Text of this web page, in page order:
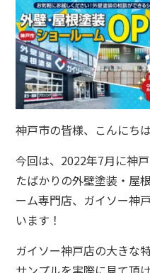
神戸市の皆様、こんにちは
今回は、2022年7月に神
たばかりの外壁塗装・屋
ーム専門店、ガイソー神
います！
ガイソー神戸店の大きな